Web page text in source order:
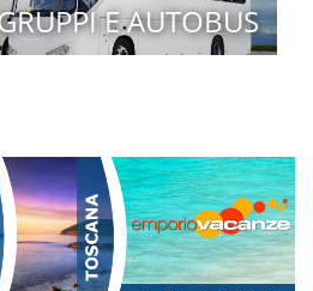
E AUTOBUS